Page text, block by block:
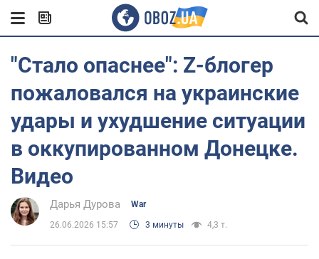
"Стало опаснее": Z-блогер
пожаловался на украинские
удары и ухудшение ситуации
в оккупированном Донецке.
Видео
Дарья Дурова War
26.06.2026 15:57 3 минуты 4,3 т.